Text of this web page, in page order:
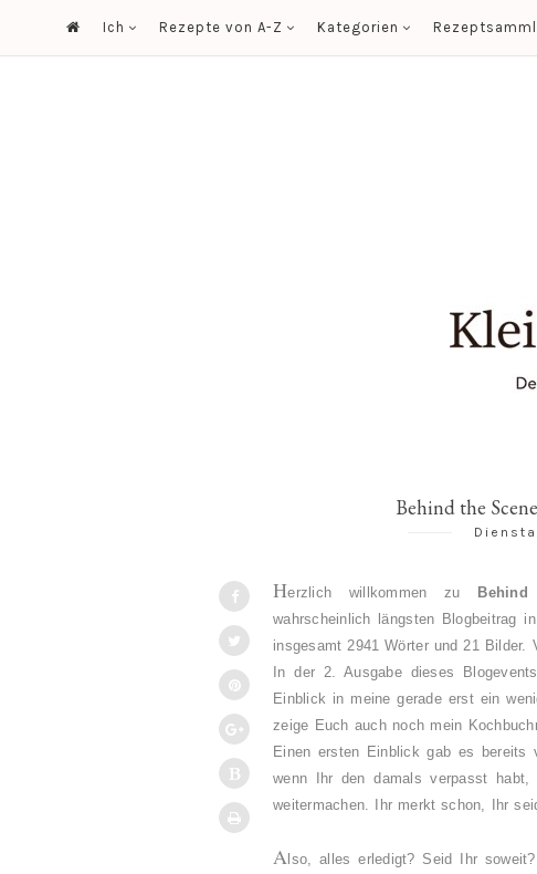
Ich Rezepte von A-Z Kategorien
Behind the
Herzlich willkommen zu
wahrscheinlich längsten Blogbeitrag
insgesamt 2941 Wörter und 21 Bilder.
In der 2. Ausgabe dieses
Einblick in meine gerade erst ein
zeige Euch auch noch mein
Einen ersten Einblick gab es bereits
wenn Ihr den damals verpasst
weitermachen. Ihr merkt schon, Ihr
A lso, alles erledigt? Seid Ihr